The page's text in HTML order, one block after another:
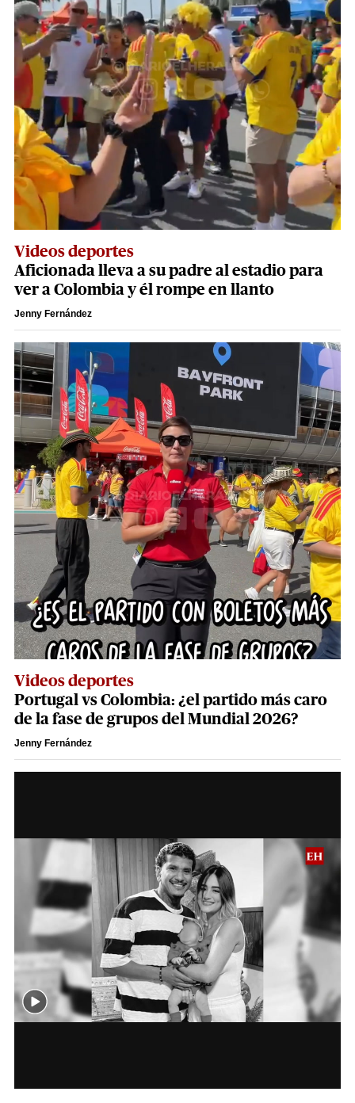
Videos deportes
Aficionada lleva a su padre al estadio para
ver a Colombia y él rompe en llanto
Jenny Fernández
Videos deportes
Portugal vs Colombia: ¿el partido más caro
de la fase de grupos del Mundial 2026?
Jenny Fernández